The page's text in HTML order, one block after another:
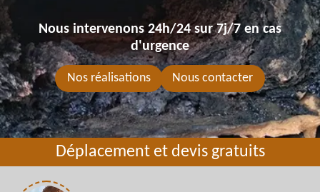
Nous intervenons 24h/24 sur 7j/7 en cas
d'urgence
Nos réalisations Nous contacter
Déplacement et devis gratuits